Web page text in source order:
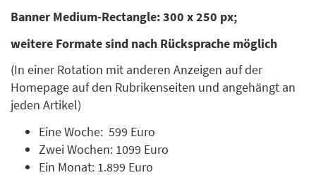
Banner Medium-Rectangle: 300 x 250 px;
weitere Formate sind nach Rücksprache möglich
(In einer Rotation mit anderen Anzeigen auf der
Homepage auf den Rubrikenseiten und angehängt an
jeden Artikel)
Eine Woche: 599 Euro
Zwei Wochen: 1099 Euro
Ein Monat: 1.899 Euro